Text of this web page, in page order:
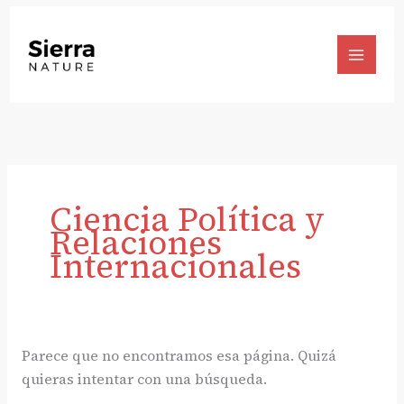
contenido
Main
Ciencia Política y
Relaciones
Internacionales
Parece que no encontramos esa página. Quizá
quieras intentar con una búsqueda.